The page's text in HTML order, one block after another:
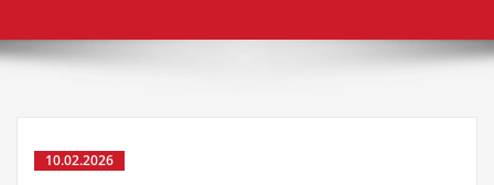
10.02.2026